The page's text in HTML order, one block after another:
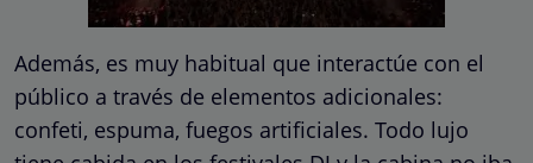
Además, es muy habitual que interactúe con el
público a través de elementos adicionales:
confeti, espuma, fuegos artificiales. Todo lujo